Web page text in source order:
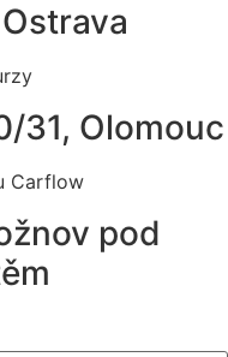
31, Olomouc
Carflow
pod